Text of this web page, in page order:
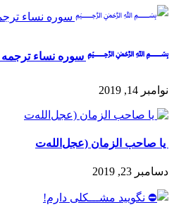
﷽ سوره نساء ترجمه
نوامبر 14, 2019
️ یا صاحب الزمان (عجل‌الله‌ت
دسامبر 23, 2019